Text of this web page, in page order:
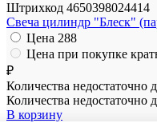
Штрихкод 4650398024414
Свеча цилиндр "Блеск"
Цена 288
Цена при покупке
₽
Количества недостаточно
Количества недостаточно
В корзину